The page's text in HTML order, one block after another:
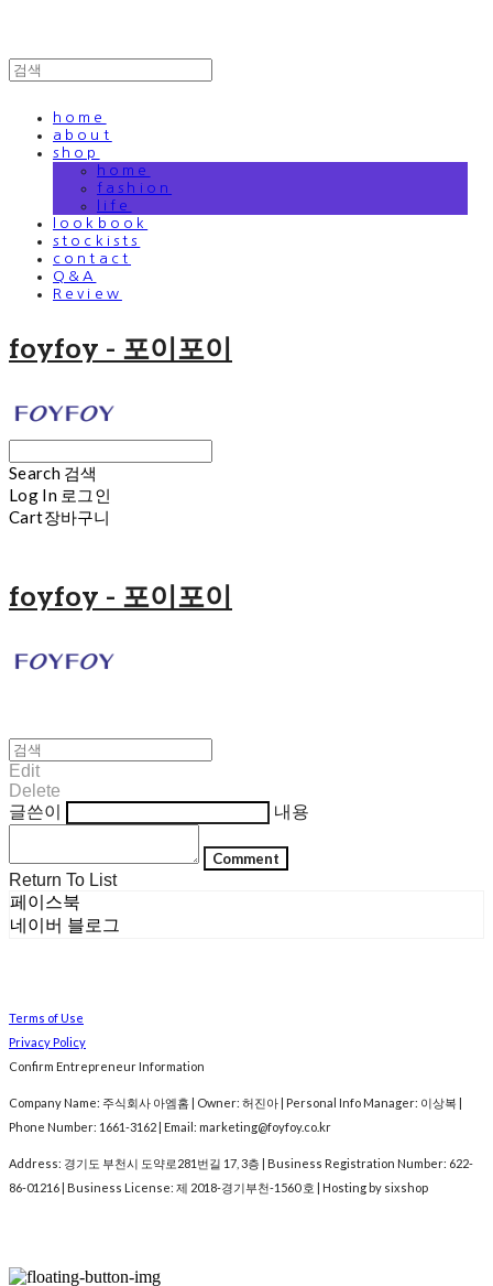
home
about
shop
home
fashion
life
lookbook
stockists
contact
Q&A
Review
foyfoy - 포이포이
Search 검색
Log In 로그인
Cart장바구니
foyfoy - 포이포이
Edit
Delete
글쓴이
내용
Comment
Return To List
페이스북
네이버 블로그
Terms of Use
Privacy Policy
Confirm Entrepreneur Information
Company Name: 주식회사 아엠홈 | Owner: 허진아 | Personal Info Manager: 이상복 |
Phone Number: 1661-3162 | Email: marketing@foyfoy.co.kr
Address: 경기도 부천시 도약로281번길 17, 3층 | Business Registration Number: 622-
86-01216 | Business License: 제 2018-경기부천-1560 호 | Hosting by sixshop